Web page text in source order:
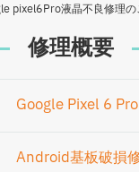
pixel6Pro液晶不良修理の
修理概要
Google Pixel 6 Pro
Android基板破損